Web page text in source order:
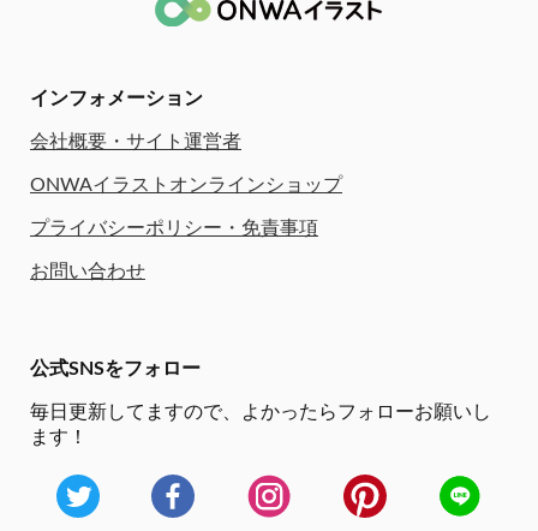
インフォメーション
会社概要・サイト運営者
ONWAイラストオンラインショップ
プライバシーポリシー・免責事項
お問い合わせ
公式SNSをフォロー
毎日更新してますので、
よかったらフォローお願いし
ます！